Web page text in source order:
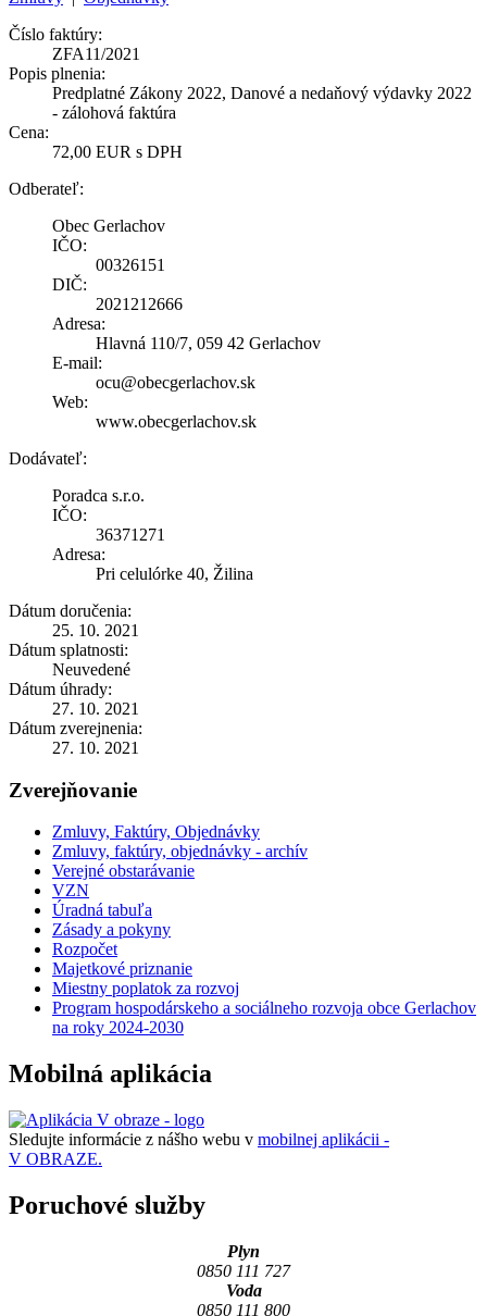
Číslo faktúry:
ZFA11/2021
Popis plnenia:
Predplatné Zákony 2022, Danové a nedaňový výdavky 2022
- zálohová faktúra
Cena:
72,00 EUR s DPH
Odberateľ:
Obec Gerlachov
IČO:
00326151
DIČ:
2021212666
Adresa:
Hlavná 110/7, 059 42 Gerlachov
E-mail:
ocu@obecgerlachov.sk
Web:
www.obecgerlachov.sk
Dodávateľ:
Poradca s.r.o.
IČO:
36371271
Adresa:
Pri celulórke 40, Žilina
Dátum doručenia:
25. 10. 2021
Dátum splatnosti:
Neuvedené
Dátum úhrady:
27. 10. 2021
Dátum zverejnenia:
27. 10. 2021
Zverejňovanie
Zmluvy, Faktúry, Objednávky
Zmluvy, faktúry, objednávky - archív
Verejné obstarávanie
VZN
Úradná tabuľa
Zásady a pokyny
Rozpočet
Majetkové priznanie
Miestny poplatok za rozvoj
Program hospodárskeho a sociálneho rozvoja obce Gerlachov
na roky 2024-2030
Mobilná aplikácia
Sledujte informácie z nášho webu v mobilnej aplikácii -
V OBRAZE.
Poruchové služby
Plyn
0850 111 727
Voda
0850 111 800